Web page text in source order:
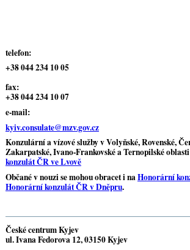
telefon:
+38 044 234 10 05
fax:
+38 044 234 10 07
e-mail:
kyiv.consulate@mzv.gov.cz
Konzulární a vízové služby v Volyňské, Rovenské,
Zakarpatské, Ivano-Frankovské a Ternopilské
konzulát ČR ve Lvově
Občané v nouzi se mohou obracet i naHonorární
Honorární konzulát ČR v Dněpru.
České centrum Kyjev
ul. Ivana Fedorova 12, 03150 Kyjev